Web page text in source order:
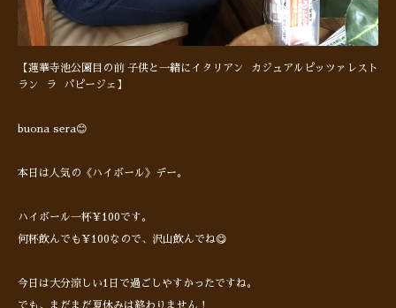
【蓮華寺池公園目の前 子供と一緒にイタリアン カジュアルピッツァレスト
ラン ラ パピージェ】
buona sera😊
本日は人気の《ハイボール》デー。
ハイボール一杯¥100です。
何杯飲んでも¥100なので、沢山飲んでね😋
今日は大分涼しい1日で過ごしやすかったですね。
でも、まだまだ夏休みは終わりません！